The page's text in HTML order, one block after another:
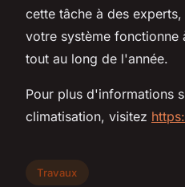
cette tâche à des
votre système fonctionne
tout au long de l'année.
Pour plus d'informations
climatisation, visitez
Travaux